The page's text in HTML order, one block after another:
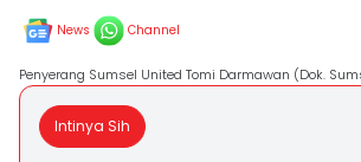
News Channel
Penyerang Sumsel United Tomi Darmawan (Dok.
Intinya Sih